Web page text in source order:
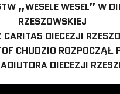
„WESELE WESEL” W
RZESZOWSKIEJ
DIECEZJI
CHUDZIO ROZPOCZĄŁ
DIECEZJI